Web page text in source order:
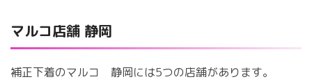
マルコ店舗 静岡
補正下着のマルコ 静岡には5つの店舗があります。